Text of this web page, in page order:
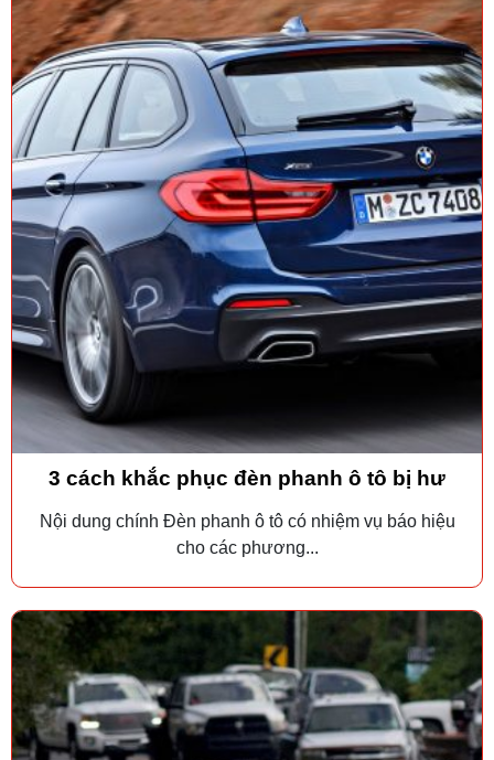
3 cách khắc phục đèn phanh ô tô bị hư
Nội dung chính Đèn phanh ô tô có nhiệm vụ báo hiệu
cho các phương...